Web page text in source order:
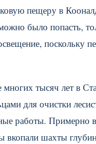
пещеру в
было попасть,
поскольку
многих тысяч лет в
для очистки
работы. Примерно в
вкопали шахты